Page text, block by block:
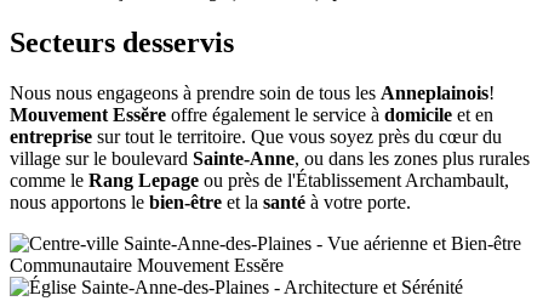
Secteurs desservis
Nous nous engageons à prendre soin de tous les Anneplainois!
Mouvement Essĕre offre également le service à domicile et en
entreprise sur tout le territoire. Que vous soyez près du cœur du
village sur le boulevard Sainte-Anne, ou dans les zones plus rurales
comme le Rang Lepage ou près de l'Établissement Archambault,
nous apportons le bien-être et la santé à votre porte.